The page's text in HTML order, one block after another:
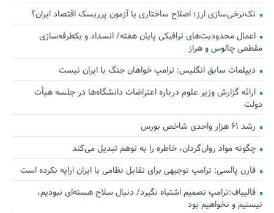
تک‌نرخی‌سازی ارز؛ اصلاح ساختاری یا آزمون پرریسک اقتصاد ایران؟
اعمال محدودیت‌های ترافیکی پایان هفته/ انسداد و یکطرفه‌سازی
مقطعی چالوس و هراز
دیپلمات سابق انگلیس:‌ ترامپ خواهان جنگ با ایران نیست
ارائه گزارش وزیر علوم درباره اعتراضات دانشگاه‌ها در جلسه هیأت
دولت
رشد ۶۱ هزار واحدی شاخص بورس
چگونه مواد روان‌گردان، خاطره را به توهم تبدیل می‌کند
فارن پالسی: ترامپ توجیهی برای تقابل نظامی با ایران ارایه نکرده است
قالیباف:ترامپ تصمیم اشتباه نگیرد/ دنبال سلاح هسته‌ای نبودیم،
نیستیم و نخواهیم بود